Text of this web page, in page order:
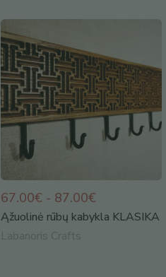
67.00€ - 87.00€
Ąžuolinė rūbų kabykla KLASIKA
Labanoris Crafts